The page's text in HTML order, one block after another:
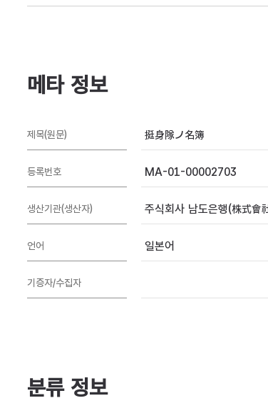
메타 정보
제목(원문) 挺身隊ノ名簿
등록번호 MA-01-00002703
생산기관(생산자) 주식회사 남도은행(株式會
언어 일본어
기증자/수집자
분류 정보